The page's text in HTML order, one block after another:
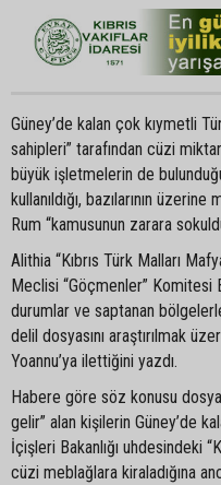
Güney’de kalan çok kıymetli
sahipleri” tarafından cüzi
büyük işletmelerin de
kullanıldığı, bazılarının
Rum “kamusunun zarara
Alithia “Kıbrıs Türk Malları
Meclisi “Göçmenler” Komitesi
durumlar ve saptanan
delil dosyasını araştırılmak
Yoannu’ya ilettiğini yazdı.
Habere göre söz konusu
gelir” alan kişilerin Güney’de
İçişleri Bakanlığı uhdesindeki
cüzi meblağlara kiraladığına